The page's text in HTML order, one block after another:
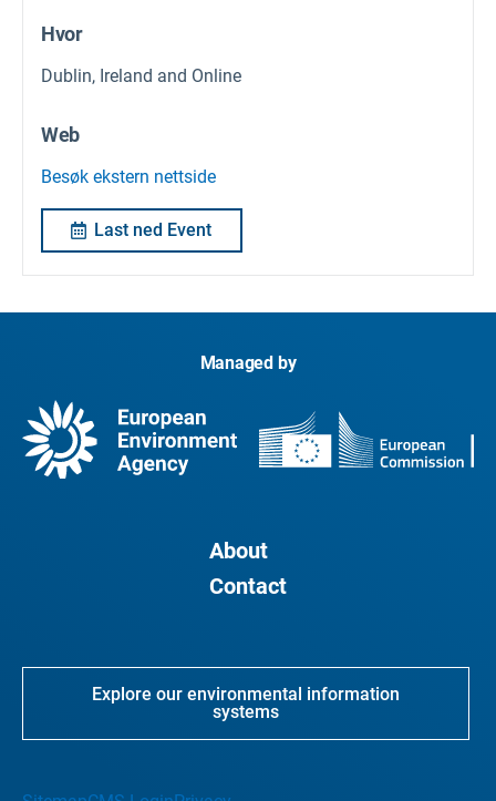
Hvor
Dublin, Ireland and Online
Web
Besøk ekstern nettside
Last ned Event
Managed by
About
Contact
Explore our environmental information
systems